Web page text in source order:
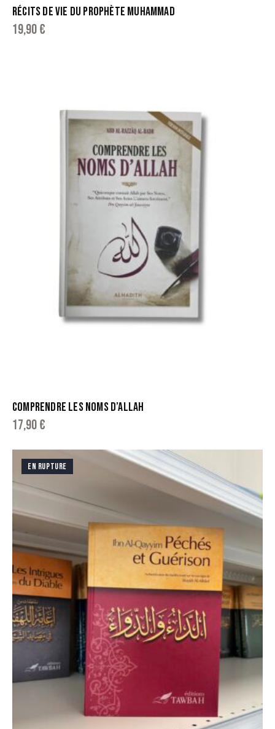
RÉCITS DE VIE DU PROPHÈTE MUHAMMAD
19,90€
COMPRENDRE LES NOMS D’ALLAH
17,90€
EN RUPTURE